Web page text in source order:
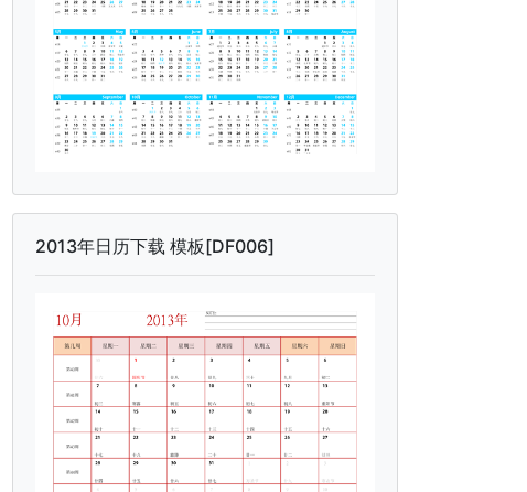
2013年日历下载 模板[DF006]